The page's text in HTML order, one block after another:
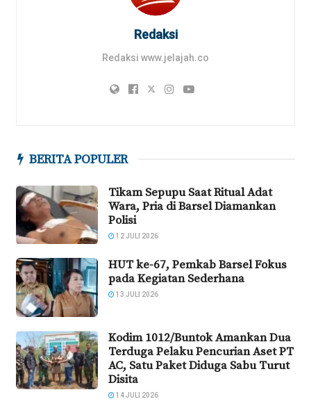
Redaksi
Redaksi www.jelajah.co
BERITA POPULER
Tikam Sepupu Saat Ritual Adat
Wara, Pria di Barsel Diamankan
Polisi
12 JULI 2026
HUT ke-67, Pemkab Barsel Fokus
pada Kegiatan Sederhana
13 JULI 2026
Kodim 1012/Buntok Amankan Dua
Terduga Pelaku Pencurian Aset PT
AC, Satu Paket Diduga Sabu Turut
Disita
14 JULI 2026